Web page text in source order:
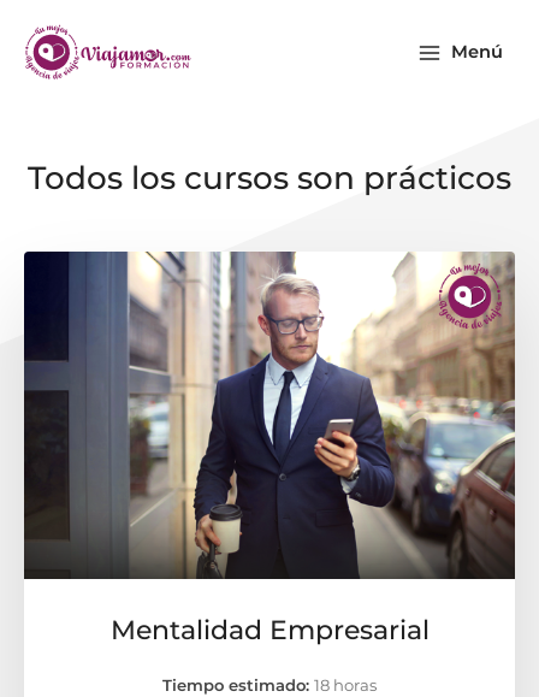
contenido
Menu
Menú
Todos los cursos son prácticos
Mentalidad Empresarial
Tiempo estimado: 18 horas